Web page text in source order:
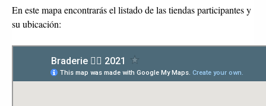
En este mapa encontrarás el listado de las tiendas participantes y
su ubicación: